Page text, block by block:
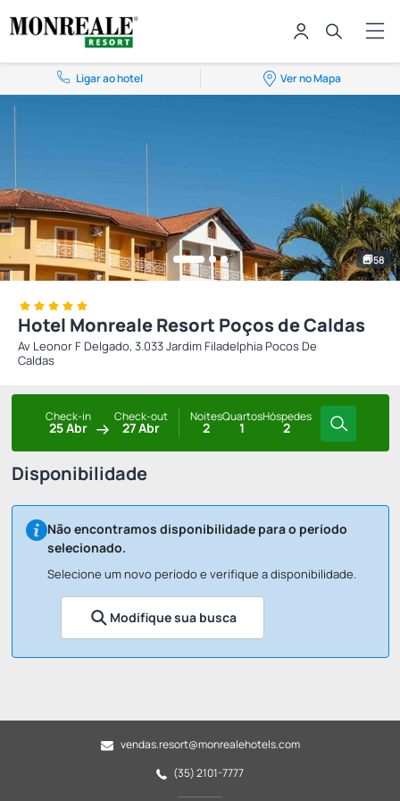
Ligar ao hotel Ver no Mapa
58
Hotel Monreale Resort Poços de Caldas
Av Leonor F Delgado, 3.033 Jardim Filadelphia Pocos De
Caldas
Check-in
25 Abr
Check-out
27 Abr
Noites
2
Quartos
1
Hóspedes
2
Disponibilidade
Não encontramos disponibilidade para o período
selecionado.
Selecione um novo período e verifique a disponibilidade.
Modifique sua busca
vendas.resort@monrealehotels.com
(35) 2101-7777